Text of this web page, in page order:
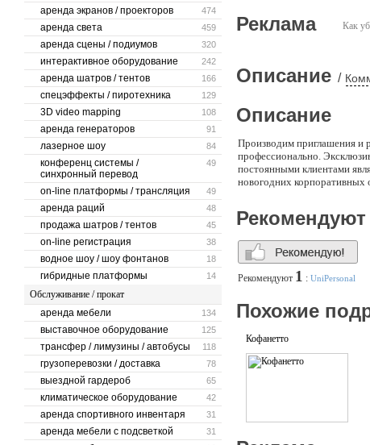
474
аренда экранов / проекторов
459
аренда света
320
аренда сцены / подиумов
242
интерактивное оборудование
166
аренда шатров / тентов
129
спецэффекты / пиротехника
108
3D video mapping
91
аренда генераторов
84
лазерное шоу
49
конференц системы /
синхронный перевод
49
on-line платформы / трансляция
48
аренда раций
45
продажа шатров / тентов
38
on-line регистрация
18
водное шоу / шоу фонтанов
14
гибридные платформы
Обслуживание / прокат
134
аренда мебели
125
выставочное оборудование
118
трансфер / лимузины / автобусы
78
грузоперевозки / доставка
65
выездной гардероб
42
климатическое оборудование
31
аренда спортивного инвентаря
31
аренда мебели с подсветкой
Как
Реклама
Описание /
Описание
Производим приглашения и
профессионально.
постоянными клиентами
новогодних корпоративных
Рекомендуют
Рекомендуют 1 : UniPersonal
Похожие
Кофанетто